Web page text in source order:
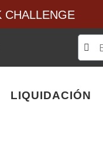
CHALLENGE
LIQUIDACIÓN